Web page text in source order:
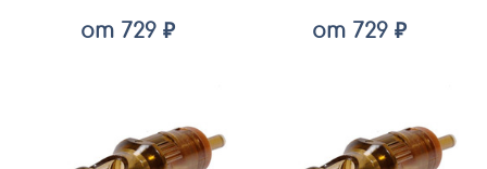
от 729 ₽ от 729 ₽